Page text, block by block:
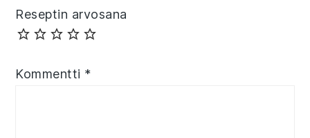
Reseptin arvosana
Kommentti *